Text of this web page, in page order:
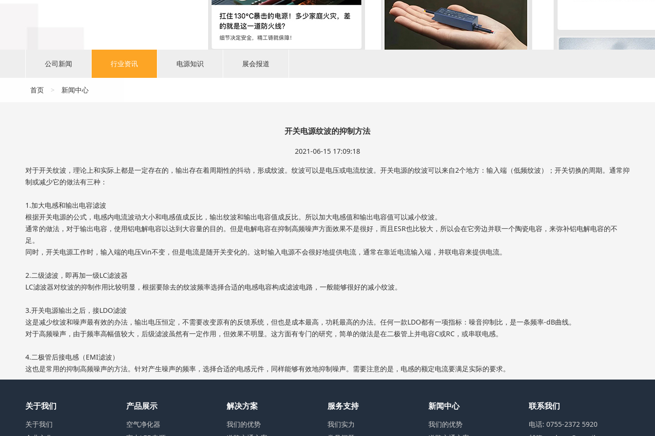
公司新闻 行业资讯 电源知识 展会报道
首页 > 新闻中心
开关电源纹波的抑制方法
2021-06-15 17:09:18
对于开关纹波，理论上和实际上都是一定存在的，输出存在着周期性的抖动，形成纹波。纹波可以是电压或电流纹波。开关电源的纹波可以来自2个地方：输入端（低频纹波）；开关切换的周期。通常抑
制或减少它的做法有三种：
1.加大电感和输出电容滤波
根据开关电源的公式，电感内电流波动大小和电感值成反比，输出纹波和输出电容值成反比。所以加大电感值和输出电容值可以减小纹波。
通常的做法，对于输出电容，使用铝电解电容以达到大容量的目的。但是电解电容在抑制高频噪声方面效果不是很好，而且ESR也比较大，所以会在它旁边并联一个陶瓷电容，来弥补铝电解电容的不
足。
同时，开关电源工作时，输入端的电压Vin不变，但是电流是随开关变化的。这时输入电源不会很好地提供电流，通常在靠近电流输入端，并联电容来提供电流。
2.二级滤波，即再加一级LC滤波器
LC滤波器对纹波的抑制作用比较明显，根据要除去的纹波频率选择合适的电感电容构成滤波电路，一般能够很好的减小纹波。
3.开关电源输出之后，接LDO滤波
这是减少纹波和噪声最有效的办法，输出电压恒定，不需要改变原有的反馈系统，但也是成本最高，功耗最高的办法。任何一款LDO都有一项指标：噪音抑制比，是一条频率-dB曲线。
对于高频噪声，由于频率高幅值较大，后级滤波虽然有一定作用，但效果不明显。这方面有专门的研究，简单的做法是在二极管上并电容C或RC，或串联电感。
4.二极管后接电感（EMI滤波）
这也是常用的抑制高频噪声的方法。针对产生噪声的频率，选择合适的电感元件，同样能够有效地抑制噪声。需要注意的是，电感的额定电流要满足实际的要求。
关于我们
关于我们
产品展示
空气净化器
解决方案
我们的优势
服务支持
我们实力
新闻中心
我们的优势
联系我们
电话: 0755-2372 5920